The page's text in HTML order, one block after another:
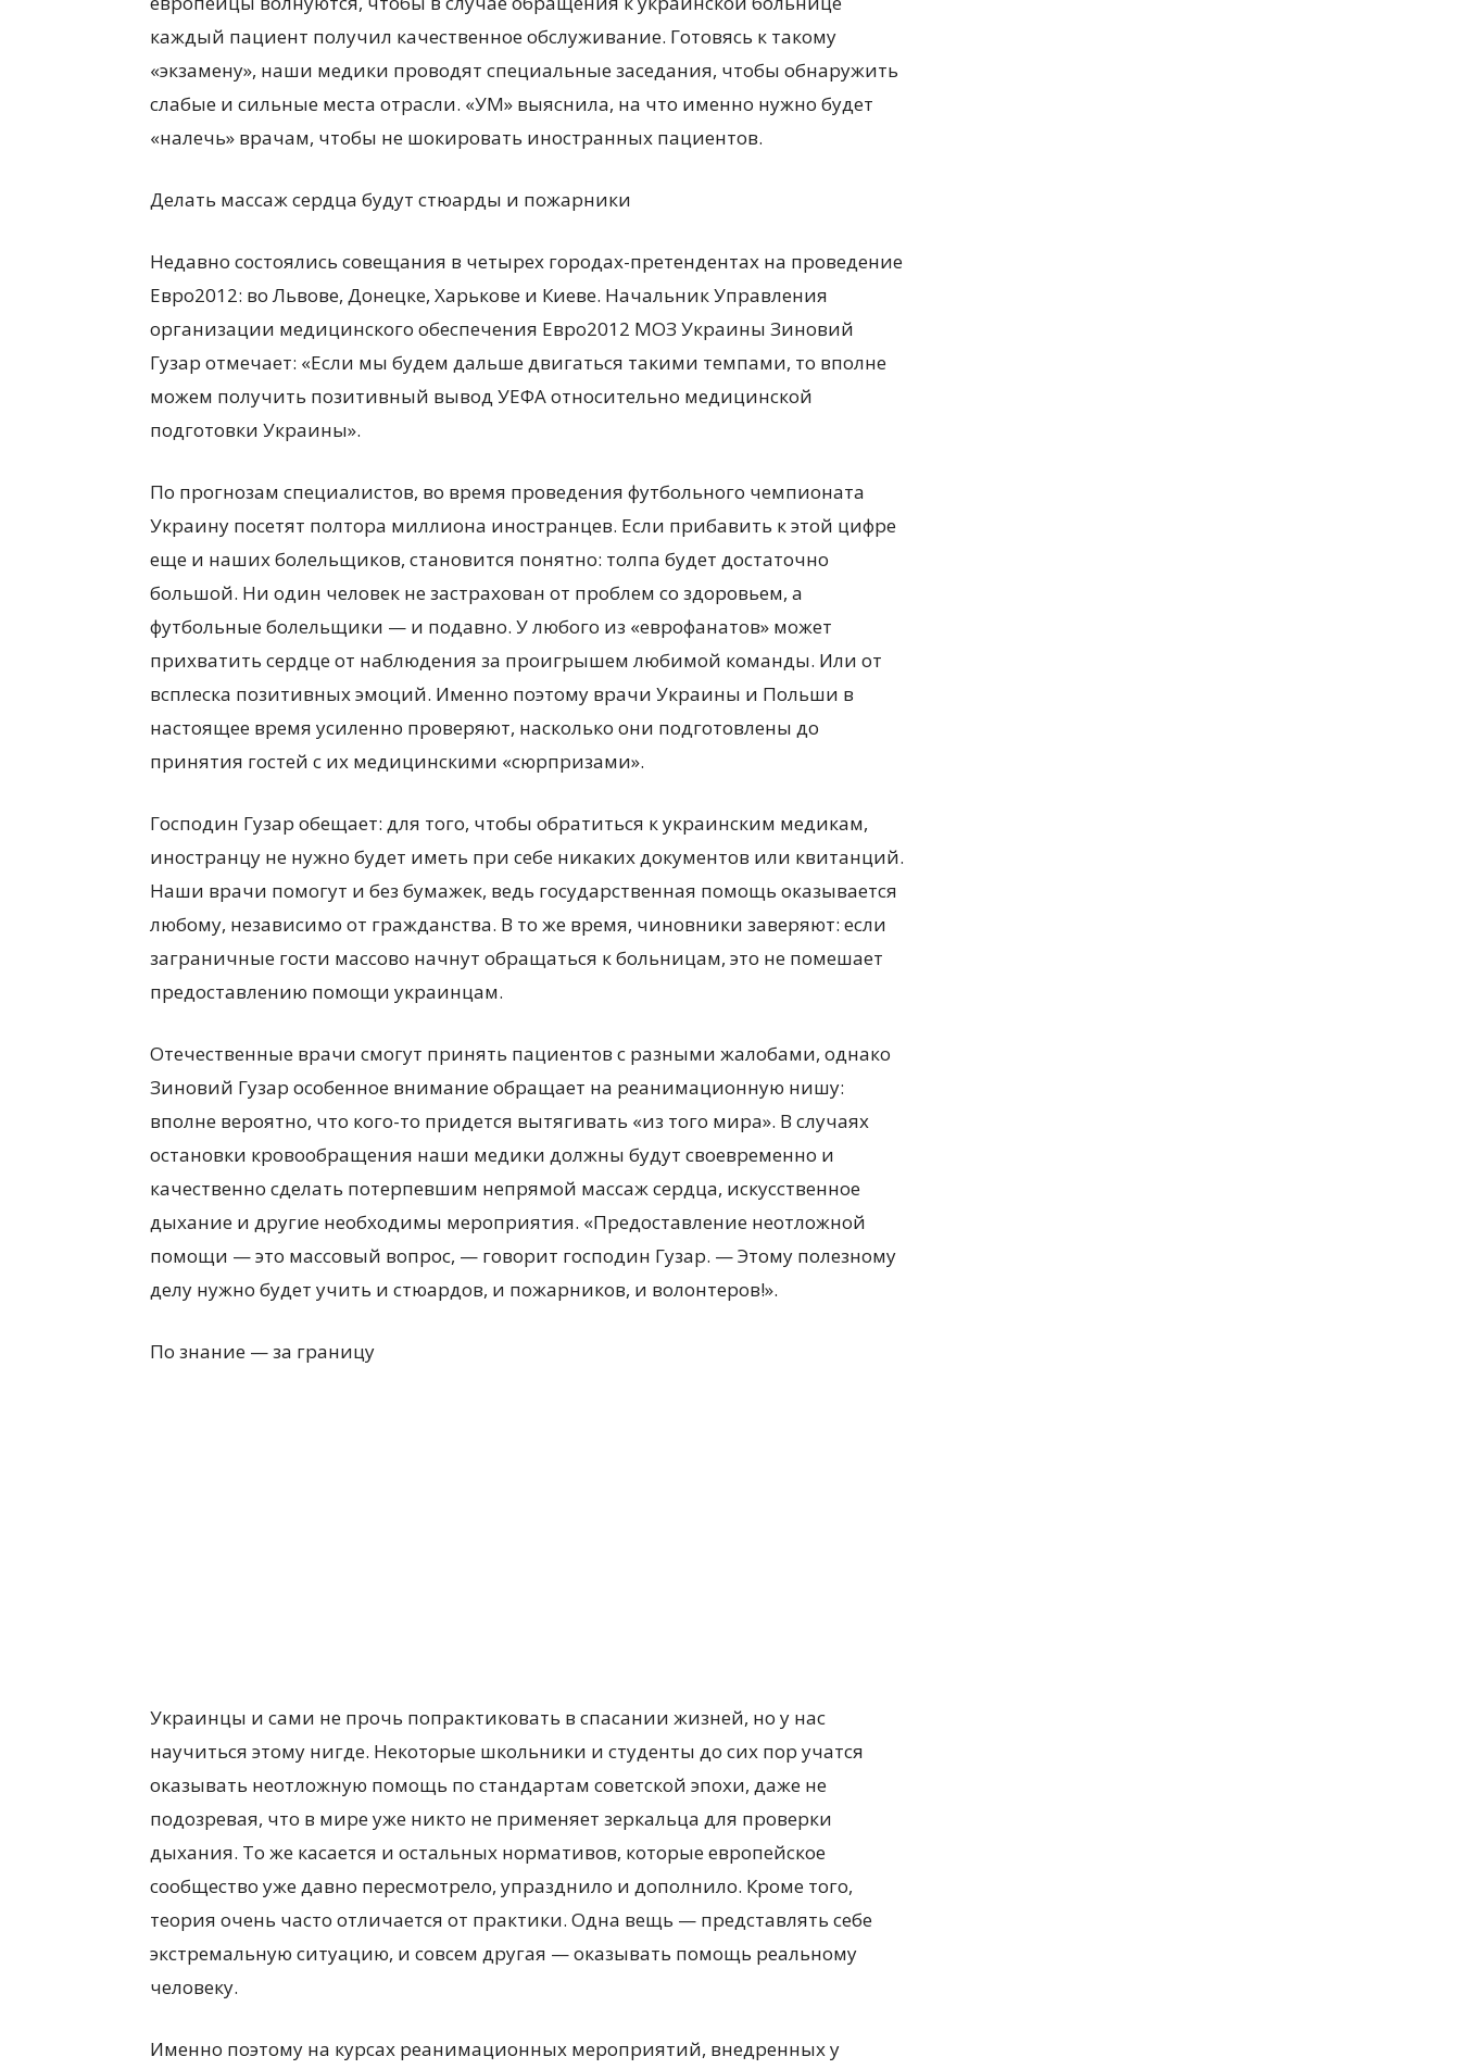
каждый пациент получил качественное обслуживание. Готовясь к такому
«экзамену», наши медики проводят специальные заседания, чтобы обнаружить
слабые и сильные места отрасли. «УМ» выяснила, на что именно нужно будет
«налечь» врачам, чтобы не шокировать иностранных пациентов.
Делать массаж сердца будут стюарды и пожарники
Недавно состоялись совещания в четырех городах-претендентах на проведение
Евро2012: во Львове, Донецке, Харькове и Киеве. Начальник Управления
организации медицинского обеспечения Евро2012 МОЗ Украины Зиновий
Гузар отмечает: «Если мы будем дальше двигаться такими темпами, то вполне
можем получить позитивный вывод УЕФА относительно медицинской
подготовки Украины».
По прогнозам специалистов, во время проведения футбольного чемпионата
Украину посетят полтора миллиона иностранцев. Если прибавить к этой цифре
еще и наших болельщиков, становится понятно: толпа будет достаточно
большой. Ни один человек не застрахован от проблем со здоровьем, а
футбольные болельщики — и подавно. У любого из «еврофанатов» может
прихватить сердце от наблюдения за проигрышем любимой команды. Или от
всплеска позитивных эмоций. Именно поэтому врачи Украины и Польши в
настоящее время усиленно проверяют, насколько они подготовлены до
принятия гостей с их медицинскими «сюрпризами».
Господин Гузар обещает: для того, чтобы обратиться к украинским медикам,
иностранцу не нужно будет иметь при себе никаких документов или квитанций.
Наши врачи помогут и без бумажек, ведь государственная помощь оказывается
любому, независимо от гражданства. В то же время, чиновники заверяют: если
заграничные гости массово начнут обращаться к больницам, это не помешает
предоставлению помощи украинцам.
Отечественные врачи смогут принять пациентов с разными жалобами, однако
Зиновий Гузар особенное внимание обращает на реанимационную нишу:
вполне вероятно, что кого-то придется вытягивать «из того мира». В случаях
остановки кровообращения наши медики должны будут своевременно и
качественно сделать потерпевшим непрямой массаж сердца, искусственное
дыхание и другие необходимы мероприятия. «Предоставление неотложной
помощи — это массовый вопрос, — говорит господин Гузар. — Этому полезному
делу нужно будет учить и стюардов, и пожарников, и волонтеров!».
По знание — за границу
Украинцы и сами не прочь попрактиковать в спасании жизней, но у нас
научиться этому нигде. Некоторые школьники и студенты до сих пор учатся
оказывать неотложную помощь по стандартам советской эпохи, даже не
подозревая, что в мире уже никто не применяет зеркальца для проверки
дыхания. То же касается и остальных нормативов, которые европейское
сообщество уже давно пересмотрело, упразднило и дополнило. Кроме того,
теория очень часто отличается от практики. Одна вещь — представлять себе
экстремальную ситуацию, и совсем другая — оказывать помощь реальному
человеку.
Именно поэтому на курсах реанимационных мероприятий, внедренных у